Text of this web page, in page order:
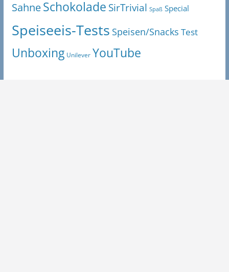
SahneSchokolade SirTrivial Spaß Special
Speiseeis-Tests Speisen/Snacks Test
Unboxing Unilever YouTube